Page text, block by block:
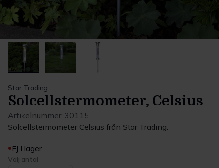
Star Trading
Solcellstermometer, Celsius
Artikelnummer: 30115
Solcellstermometer Celsius från Star Trading.
Ej i lager
Välj antal